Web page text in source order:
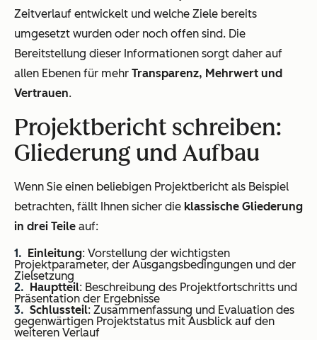
Zeitverlauf entwickelt und welche Ziele bereits
umgesetzt wurden oder noch offen sind. Die
Bereitstellung dieser Informationen sorgt daher auf
allen Ebenen für mehr Transparenz, Mehrwert und
Vertrauen.
Projektbericht schreiben:
Gliederung und Aufbau
Wenn Sie einen beliebigen Projektbericht als Beispiel
betrachten, fällt Ihnen sicher die klassische Gliederung
in drei Teile auf:
Einleitung: Vorstellung der wichtigsten
Projektparameter, der Ausgangsbedingungen und der
Zielsetzung
Hauptteil: Beschreibung des Projektfortschritts und
Präsentation der Ergebnisse
Schlussteil: Zusammenfassung und Evaluation des
gegenwärtigen Projektstatus mit Ausblick auf den
weiteren Verlauf